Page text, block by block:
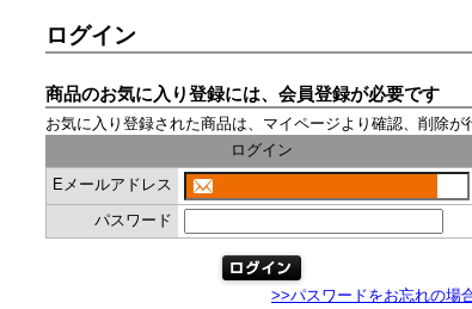
ログイン
商品のお気に入り登録には、会員登録が必要です
お気に入り登録された商品は、マイページより確認、削除が
ログイン
Eメールアドレス
パスワード
>>パスワードをお忘れの場